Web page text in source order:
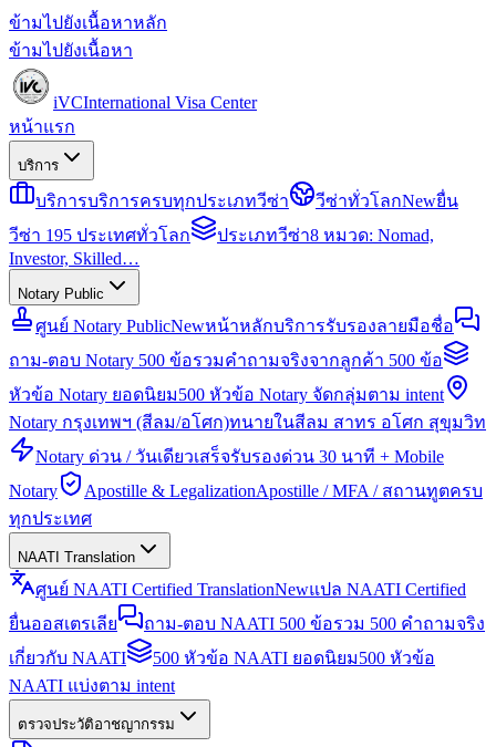
ข้ามไปยังเนื้อหาหลัก
ข้ามไปยังเนื้อหา
iVCInternational Visa Center
หน้าแรก
บริการ
บริการบริการครบทุกประเภทวีซ่า วีซ่าทั่วโลกNewยื่น
วีซ่า 195 ประเทศทั่วโลก
ประเภทวีซ่า8 หมวด: Nomad,
Investor, Skilled…
Notary Public
ศูนย์ Notary PublicNewหน้าหลักบริการรับรองลายมือชื่อ
ถาม-ตอบ Notary 500 ข้อรวมคำถามจริงจากลูกค้า 500 ข้อ
หัวข้อ Notary ยอดนิยม500 หัวข้อ Notary จัดกลุ่มตาม intent
Notary กรุงเทพฯ (สีลม/อโศก)ทนายในสีลม สาทร อโศก สุขุมวิท
Notary ด่วน / วันเดียวเสร็จรับรองด่วน 30 นาที + Mobile
Notary
Apostille & LegalizationApostille / MFA / สถานทูตครบ
ทุกประเทศ
NAATI Translation
ศูนย์ NAATI Certified TranslationNewแปล NAATI Certified
ยื่นออสเตรเลีย
ถาม-ตอบ NAATI 500 ข้อรวม 500 คำถามจริง
เกี่ยวกับ NAATI
500 หัวข้อ NAATI ยอดนิยม500 หัวข้อ
NAATI แบ่งตาม intent
ตรวจประวัติอาชญากรรม